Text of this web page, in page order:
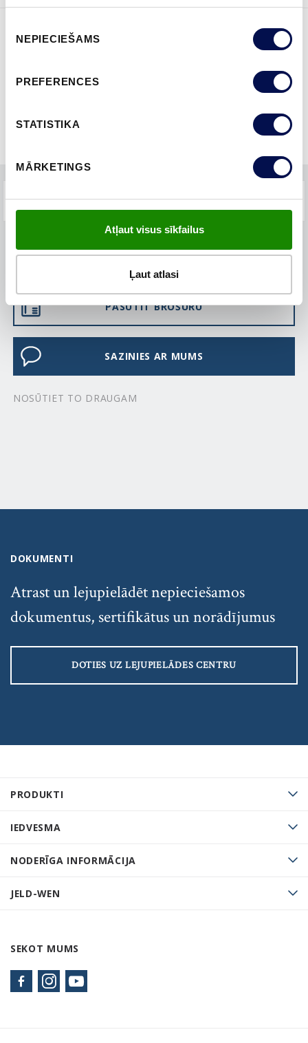
izvēle
NEPIECIEŠAMS
PREFERENCES
STATISTIKA
MĀRKETINGS
Atļaut visus sīkfailus
Ļaut atlasi
BUJ
KUR IEGĀDĀTIES
PASŪTĪT BROŠŪRU
SAZINIES AR MUMS
NOSŪTIET TO DRAUGAM
PRODUKTI
IEDVESMA
NODERĪGA INFORMĀCIJA
JELD-WEN
SEKOT MUMS
DOKUMENTI
Atrast un lejupielādēt nepieciešamos
dokumentus, sertifikātus un norādījumus
DOTIES UZ LEJUPIELĀDES CENTRU